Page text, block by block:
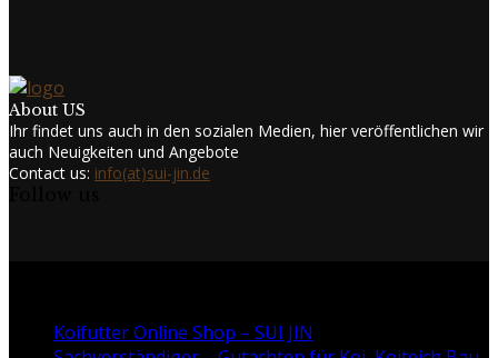
About US
Ihr findet uns auch in den sozialen Medien, hier veröffentlichen wir
auch Neuigkeiten und Angebote
Contact us: info(at)sui-jin.de
Koifutter Online Shop – SUI JIN